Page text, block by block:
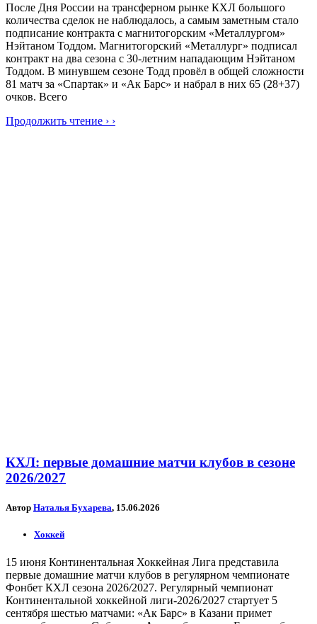
После Дня России на трансферном рынке КХЛ большого
количества сделок не наблюдалось, а самым заметным стало
подписание контракта с магнитогорским «Металлургом»
Нэйтаном Тоддом. Магнитогорский «Металлург» подписал
контракт на два сезона с 30-летним нападающим Нэйтаном
Тоддом. В минувшем сезоне Тодд провёл в общей сложности
81 матч за «Спартак» и «Ак Барс» и набрал в них 65 (28+37)
очков. Всего
Продолжить чтение › ›
КХЛ: первые домашние матчи клубов в сезоне
2026/2027
Автор Наталья Бухарева, 15.06.2026
Хоккей
15 июня Континентальная Хоккейная Лига представила
первые домашние матчи клубов в регулярном чемпионате
Фонбет КХЛ сезона 2026/2027. Регулярный чемпионат
Континентальной хоккейной лиги-2026/2027 стартует 5
сентября шестью матчами: «Ак Барс» в Казани примет